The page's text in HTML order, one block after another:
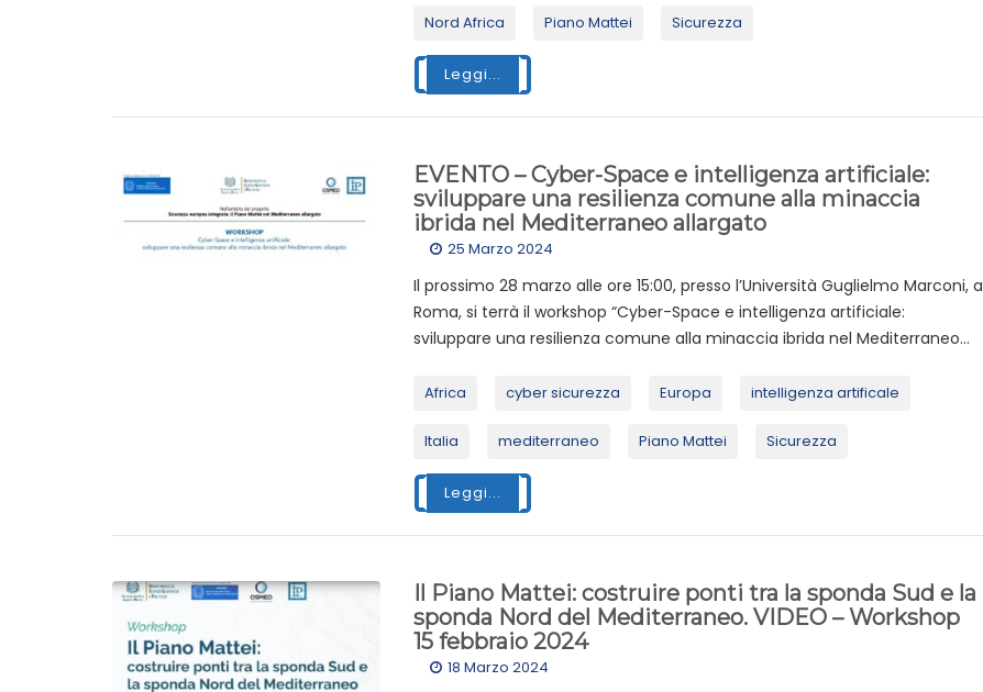
Nord Africa Piano Mattei Sicurezza
Leggi...
EVENTO – Cyber-Space e intelligenza artificiale:
sviluppare una resilienza comune alla minaccia
ibrida nel Mediterraneo allargato
25 Marzo 2024
Il prossimo 28 marzo alle ore 15:00, presso l’Università Guglielmo Marconi, a
Roma, si terrà il workshop “Cyber-Space e intelligenza artificiale:
sviluppare una resilienza comune alla minaccia ibrida nel Mediterraneo...
Africa cyber sicurezza Europa intelligenza artificale
Italia mediterraneo Piano Mattei Sicurezza
Leggi...
Il Piano Mattei: costruire ponti tra la sponda Sud e la
sponda Nord del Mediterraneo. VIDEO – Workshop
15 febbraio 2024
18 Marzo 2024